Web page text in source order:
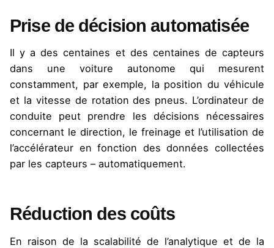
Prise de décision automatisée
Il y a des centaines et des centaines de capteurs
dans une voiture autonome qui mesurent
constamment, par exemple, la position du véhicule
et la vitesse de rotation des pneus. L’ordinateur de
conduite peut prendre les décisions nécessaires
concernant le direction, le freinage et l’utilisation de
l’accélérateur en fonction des données collectées
par les capteurs – automatiquement.
Réduction des coûts
En raison de la scalabilité de l’analytique et de la